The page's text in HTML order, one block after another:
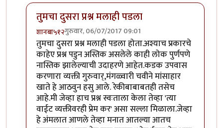
तुमचा दुसरा प्रश्न मलाही पडला
शानबा५१२गुरुवार, 06/07/2017 09:01
In reply toऐकलं आहे हे रेकी प्रकरण. पणbyज्योति अळवणी
तुमचा दुसरा प्रश्न मलाही पडला होता.अश्याच प्रकारचे
काहेए प्रश्न पडुन अस्तिक असलेले काही लोक पुर्णपणे
नास्तिक झालेल्याची उदाहरणे आहेत.कडक उपवास
करणारा व्यक्ती गुरुवार्,मंगळ्वारी चवीने मांसाहार
खाते हे आठवुन हसु आले. रेकीबाबाबतही तसेच
आहे.मी जेव्हा हाच प्रश्न स्वःताला केला तेव्हा 'त्या
वाईट व्यक्तीवरही प्रेम कर' असा सल्ला मिळाला.जेव्हा
हे अंमलात आणले तेव्हा मनात आतल्या आतच